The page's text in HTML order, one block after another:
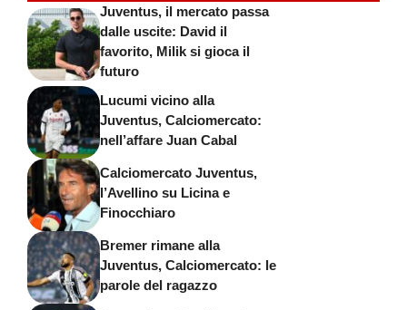
Juventus, il mercato passa
dalle uscite: David il
favorito, Milik si gioca il
futuro
Lucumi vicino alla
Juventus, Calciomercato:
nell’affare Juan Cabal
Calciomercato Juventus,
l’Avellino su Licina e
Finocchiaro
Bremer rimane alla
Juventus, Calciomercato: le
parole del ragazzo